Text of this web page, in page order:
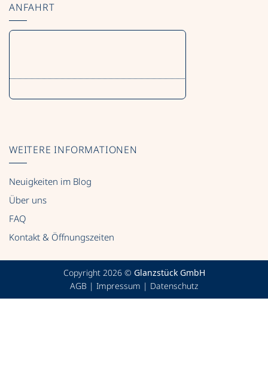
ANFAHRT
WEITERE INFORMATIONEN
Neuigkeiten im Blog
Über uns
FAQ
Kontakt & Öffnungszeiten
Copyright 2026 © Glanzstück GmbH
AGB | Impressum | Datenschutz